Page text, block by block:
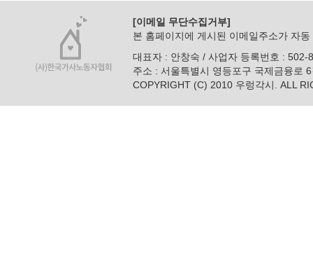
[이메일 무단수집거부]
본 홈페이지에 게시된 이메일주소가 자
대표자 : 안창숙 / 사업자 등록번호 :
주소 : 서울특별시 영등포구 국제금융로
COPYRIGHT (C) 2010 우렁각시. ALL